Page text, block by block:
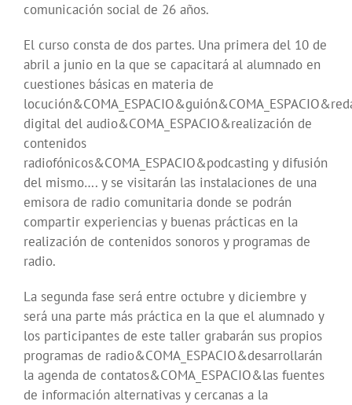
comunicación social de 26 años.
El curso consta de dos partes. Una primera del 10 de
abril a junio en la que se capacitará al alumnado en
cuestiones básicas en materia de
digital del audio&COMA_ESPACIO&realización de
contenidos
radiofónicos&COMA_ESPACIO&podcasting y difusión
del mismo…. y se visitarán las instalaciones de una
emisora de radio comunitaria donde se podrán
compartir experiencias y buenas prácticas en la
realización de contenidos sonoros y programas de
radio.
La segunda fase será entre octubre y diciembre y
será una parte más práctica en la que el alumnado y
los participantes de este taller grabarán sus propios
programas de radio&COMA_ESPACIO&desarrollarán
la agenda de contatos&COMA_ESPACIO&las fuentes
de información alternativas y cercanas a la